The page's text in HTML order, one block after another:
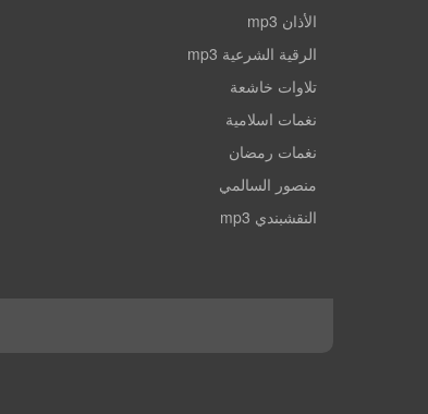
الأذان mp3
الرقية الشرعية mp3
تلاوات خاشعة
نغمات اسلامية
نغمات رمضان
منصور السالمي
النقشبندي mp3